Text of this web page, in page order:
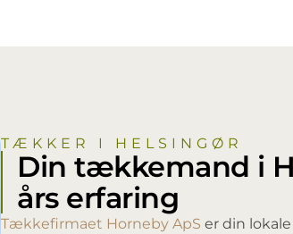
TÆKKER I HELSINGØR
Din tækkemand i
års erfaring
Tækkefirmaet Horneby ApS er din